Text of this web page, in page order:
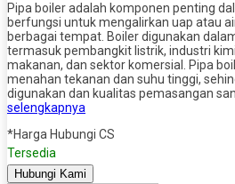
Pipa boiler adalah komponen penting
berfungsi untuk mengalirkan uap atau
berbagai tempat. Boiler digunakan
termasuk pembangkit listrik, industri
makanan, dan sektor komersial. Pipa
menahan tekanan dan suhu tinggi,
digunakan dan kualitas pemasangan
selengkapnya
*Harga Hubungi CS
Tersedia
Hubungi Kami